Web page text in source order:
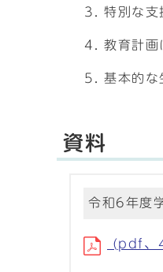
特別な支
教育計画
基本的な
資料
令和6年度
(pdf、